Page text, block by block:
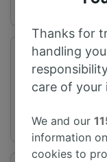
旅程时间
从3h58m
Thanks for
handling
care of your
We and our
information
cookies to